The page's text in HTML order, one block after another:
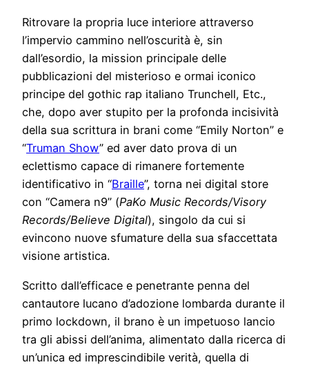
Ritrovare la propria luce interiore attraverso
l’impervio cammino nell’oscurità è, sin
dall’esordio, la mission principale delle
pubblicazioni del misterioso e ormai iconico
principe del gothic rap italiano Trunchell, Etc.,
che, dopo aver stupito per la profonda incisività
della sua scrittura in brani come “Emily Norton” e
“Truman Show” ed aver dato prova di un
eclettismo capace di rimanere fortemente
identificativo in “Braille”, torna nei digital store
con “Camera n9” (PaKo Music Records/Visory
Records/Believe Digital), singolo da cui si
evincono nuove sfumature della sua sfaccettata
visione artistica.
Scritto dall’efficace e penetrante penna del
cantautore lucano d’adozione lombarda durante il
primo lockdown, il brano è un impetuoso lancio
tra gli abissi dell’anima, alimentato dalla ricerca di
un’unica ed imprescindibile verità, quella di